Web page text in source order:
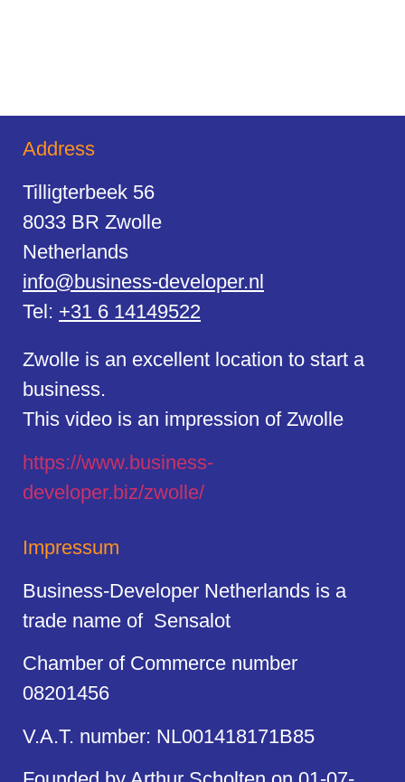
Address
Tilligterbeek 56
8033 BR Zwolle
Netherlands
info@business-developer.nl
Tel: +31 6 14149522
Zwolle is an excellent location to start a
business.
This video is an impression of Zwolle
https://www.business-
developer.biz/zwolle/
Impressum
Business-Developer Netherlands is a
trade name of Sensalot
Chamber of Commerce number
08201456
V.A.T. number: NL001418171B85